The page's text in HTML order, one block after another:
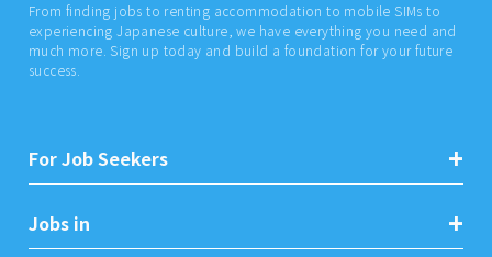
From finding jobs to renting accommodation to mobile SIMs to
experiencing Japanese culture, we have everything you need and
much more. Sign up today and build a foundation for your future
success.
For Job Seekers
Jobs in